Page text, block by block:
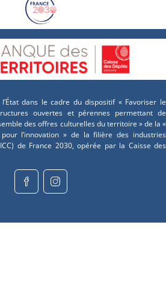
dans le cadre du dispositif « Favoriser le
ouvertes et pérennes permettant de
des offres culturelles du territoire » de la «
pour l’innovation » de la filière des industries
de France 2030, opérée par la Caisse des